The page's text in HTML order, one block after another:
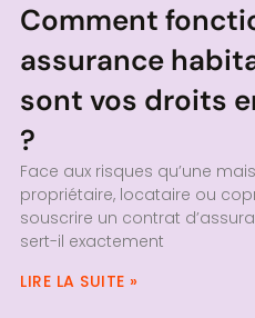
Comment
assurance
sont vos droits
?
Face aux risques qu’une
propriétaire, locataire ou
souscrire un contrat
sert-il exactement
LIRE LA SUITE »